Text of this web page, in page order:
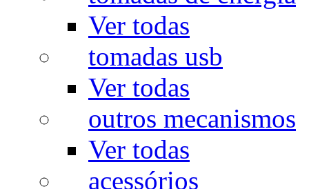
Ver todas
tomadas usb
Ver todas
outros mecanismos
Ver todas
acessórios